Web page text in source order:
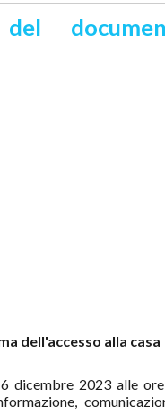
dell'accesso alla casa
dicembre 2023 alle